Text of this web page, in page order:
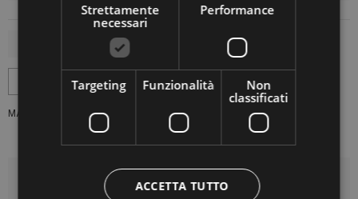
MARCA:
DETTAGLI DEL PRODOTTO
Strettamente
necessari
Performance
Targeting Funzionalità
Non
classificati
ACCETTA TUTTO